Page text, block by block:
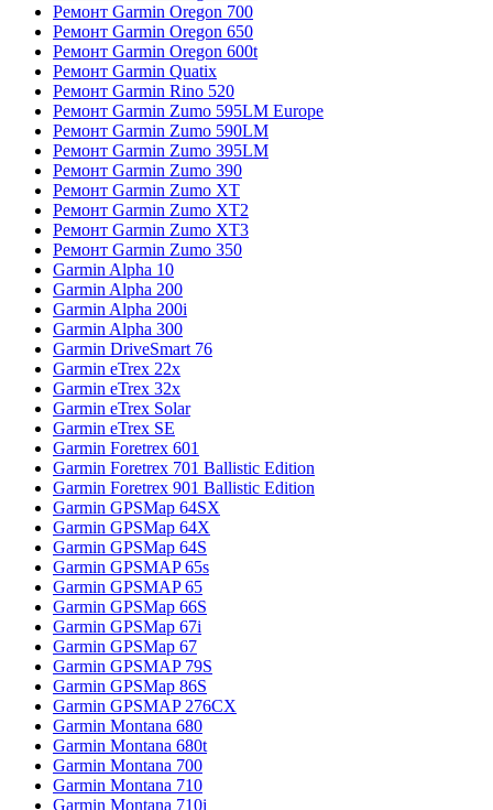
Ремонт Garmin Oregon 700
Ремонт Garmin Oregon 650
Ремонт Garmin Oregon 600t
Ремонт Garmin Quatix
Ремонт Garmin Rino 520
Ремонт Garmin Zumo 595LM Europe
Ремонт Garmin Zumo 590LM
Ремонт Garmin Zumo 395LM
Ремонт Garmin Zumo 390
Ремонт Garmin Zumo XT
Ремонт Garmin Zumo XT2
Ремонт Garmin Zumo XT3
Ремонт Garmin Zumo 350
Garmin Alpha 10
Garmin Alpha 200
Garmin Alpha 200i
Garmin Alpha 300
Garmin DriveSmart 76
Garmin eTrex 22x
Garmin eTrex 32x
Garmin eTrex Solar
Garmin eTrex SE
Garmin Foretrex 601
Garmin Foretrex 701 Ballistic Edition
Garmin Foretrex 901 Ballistic Edition
Garmin GPSMap 64SX
Garmin GPSMap 64X
Garmin GPSMap 64S
Garmin GPSMAP 65s
Garmin GPSMAP 65
Garmin GPSMap 66S
Garmin GPSMap 67i
Garmin GPSMap 67
Garmin GPSMAP 79S
Garmin GPSMap 86S
Garmin GPSMAP 276CX
Garmin Montana 680
Garmin Montana 680t
Garmin Montana 700
Garmin Montana 710
Garmin Montana 710i